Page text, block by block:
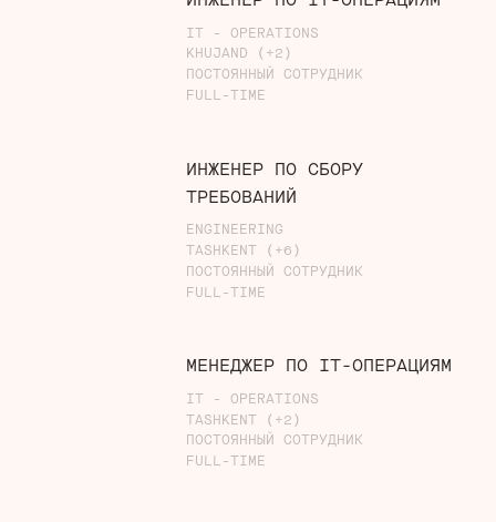
IT - OPERATIONS
KHUJAND (+2)
ПОСТОЯННЫЙ СОТРУДНИК
FULL-TIME
ИНЖЕНЕР ПО СБОРУ
ТРЕБОВАНИЙ
ENGINEERING
TASHKENT (+6)
ПОСТОЯННЫЙ СОТРУДНИК
FULL-TIME
МЕНЕДЖЕР ПО IT-ОПЕРАЦИЯМ
IT - OPERATIONS
TASHKENT (+2)
ПОСТОЯННЫЙ СОТРУДНИК
FULL-TIME